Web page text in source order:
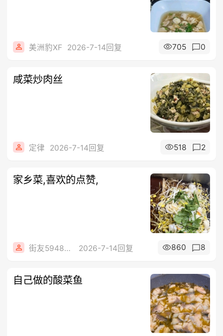
美洲豹XF 2026-7-14回复 705 0
咸菜炒肉丝
定律 2026-7-14回复 518 2
家乡菜,喜欢的点赞,
街友59482683 2026-7-14回复 860 8
自己做的酸菜鱼